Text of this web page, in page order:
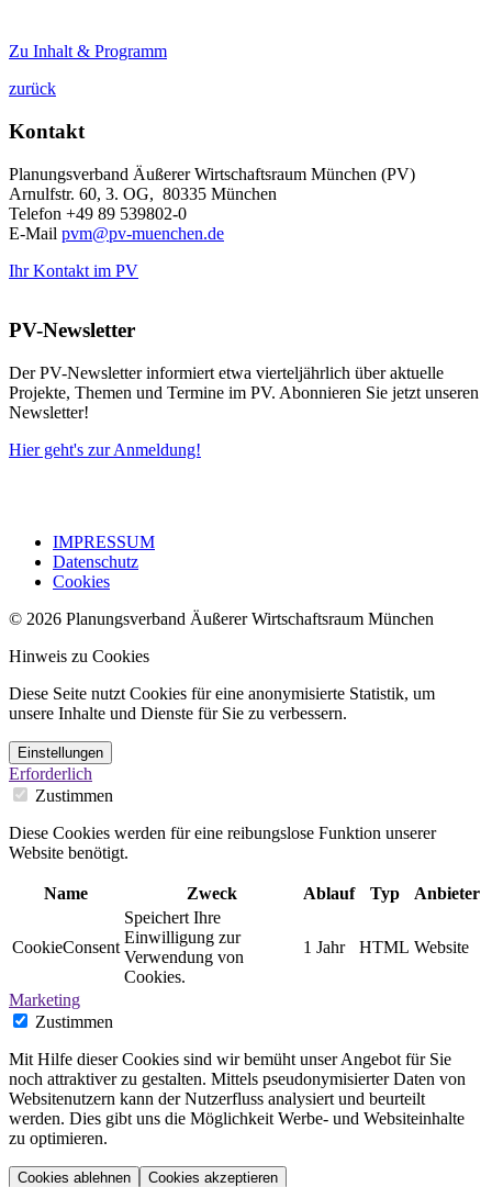
Zu Inhalt & Programm
zurück
Kontakt
Planungsverband Äußerer Wirtschaftsraum München (PV)
Arnulfstr. 60, 3. OG, 80335 München
Telefon +49 89 539802-0
E-Mail pvm@pv-muenchen.de
Ihr Kontakt im PV
PV-Newsletter
Der PV-Newsletter informiert etwa vierteljährlich über aktuelle
Projekte, Themen und Termine im PV. Abonnieren Sie jetzt unseren
Newsletter!
Hier geht's zur Anmeldung!
IMPRESSUM
Datenschutz
Cookies
© 2026 Planungsverband Äußerer Wirtschaftsraum München
Hinweis zu Cookies
Diese Seite nutzt Cookies für eine anonymisierte Statistik, um
unsere Inhalte und Dienste für Sie zu verbessern.
Einstellungen
Erforderlich
Zustimmen
Diese Cookies werden für eine reibungslose Funktion unserer
Website benötigt.
Name Zweck Ablauf Typ Anbieter
CookieConsent
Speichert Ihre
Einwilligung zur
Verwendung von
Cookies.
1 Jahr HTML Website
Marketing
Zustimmen
Mit Hilfe dieser Cookies sind wir bemüht unser Angebot für Sie
noch attraktiver zu gestalten. Mittels pseudonymisierter Daten von
Websitenutzern kann der Nutzerfluss analysiert und beurteilt
werden. Dies gibt uns die Möglichkeit Werbe- und Websiteinhalte
zu optimieren.
Cookies ablehnen Cookies akzeptieren